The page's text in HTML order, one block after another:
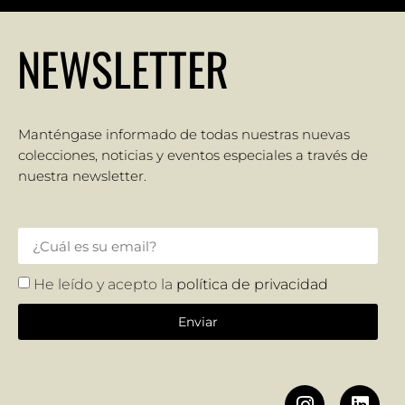
NEWSLETTER
Manténgase informado de todas nuestras nuevas
colecciones, noticias y eventos especiales a través de
nuestra newsletter.
He leído y acepto la política de privacidad
Enviar